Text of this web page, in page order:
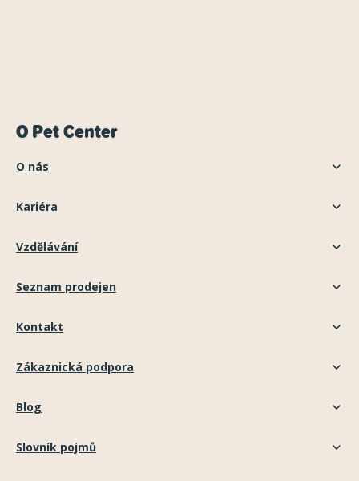
O Pet Center
O nás
Kariéra
Vzdělávání
Seznam prodejen
Kontakt
Zákaznická podpora
Blog
Slovník pojmů